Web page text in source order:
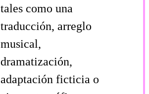
tales como una
traducción, arreglo
musical,
dramatización,
adaptación ficticia o